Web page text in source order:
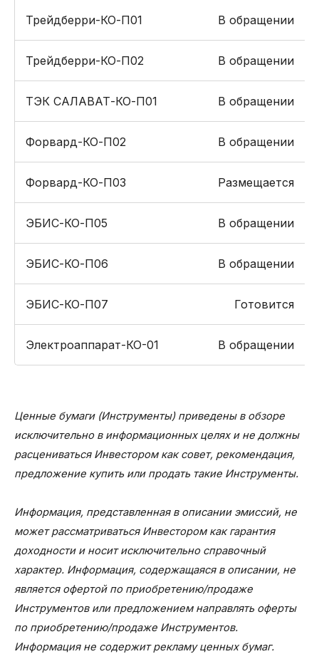
Трейдберри-КО-П01 В обращении
Трейдберри-КО-П02 В обращении
ТЭК САЛАВАТ-КО-П01 В обращении
Форвард-КО-П02 В обращении
Форвард-КО-П03 Размещается
ЭБИС-КО-П05 В обращении
ЭБИС-КО-П06 В обращении
ЭБИС-КО-П07 Готовится
Электроаппарат-КО-01 В обращении
Ценные бумаги (Инструменты) приведены в обзоре
исключительно в информационных целях и не должны
расцениваться Инвестором как совет, рекомендация,
предложение купить или продать такие Инструменты.
Информация, представленная в описании эмиссий, не
может рассматриваться Инвестором как гарантия
доходности и носит исключительно справочный
характер. Информация, содержащаяся в описании, не
является офертой по приобретению/продаже
Инструментов или предложением направлять оферты
по приобретению/продаже Инструментов.
Информация не содержит рекламу ценных бумаг.